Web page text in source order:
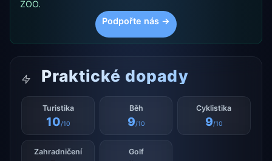
ZOO.
Podpořte nás →
Praktické dopady
Turistika
10/10
Běh
9/10
Cyklistika
9/10
Zahradničení Golf